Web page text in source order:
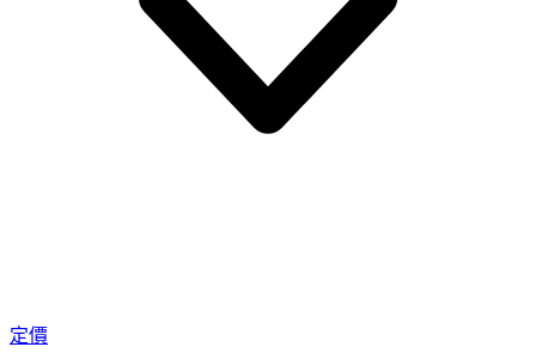
定價